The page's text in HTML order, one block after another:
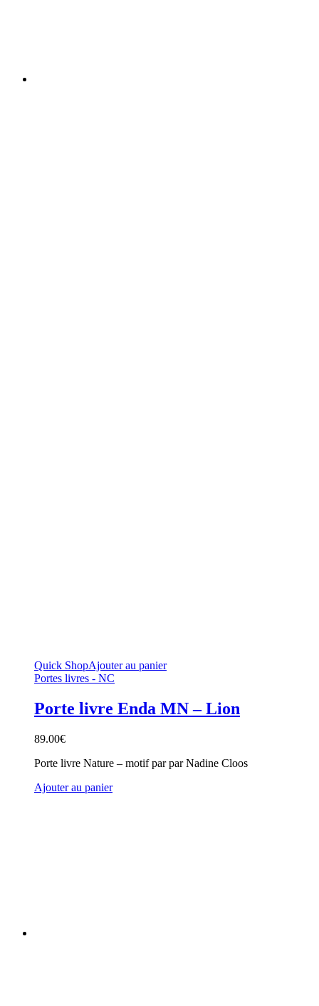
Quick ShopAjouter au panier
Portes livres - NC
Porte livre Enda MN – Lion
89.00€
Porte livre Nature – motif par par Nadine Cloos
Ajouter au panier